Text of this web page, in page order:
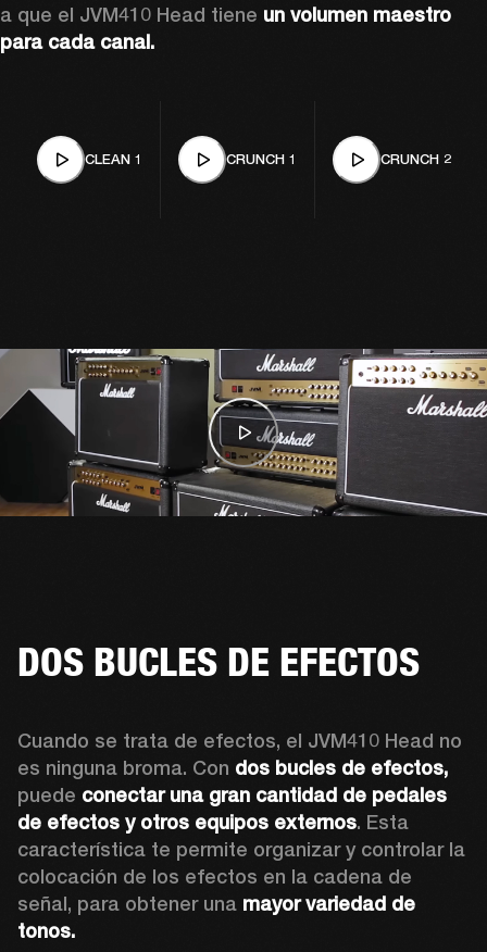
a que el JVM410 Head tiene un volumen maestro
para cada canal.
CLEAN 1 CRUNCH 1 CRUNCH 2
DOS BUCLES DE EFECTOS
Cuando se trata de efectos, el JVM410 Head no
es ninguna broma. Con dos bucles de efectos,
puede conectar una gran cantidad de pedales
de efectos y otros equipos externos. Esta
característica te permite organizar y controlar la
colocación de los efectos en la cadena de
señal, para obtener una mayor variedad de
tonos.